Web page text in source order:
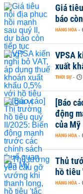
Giá
báo
HÀNG HÓA -
VPSA
xuất
THỜI SỰ -
[Báo
động
của Mỹ
HÀNG HÓA -
Thủ
hồ tiêu
HÀNG HÓA -